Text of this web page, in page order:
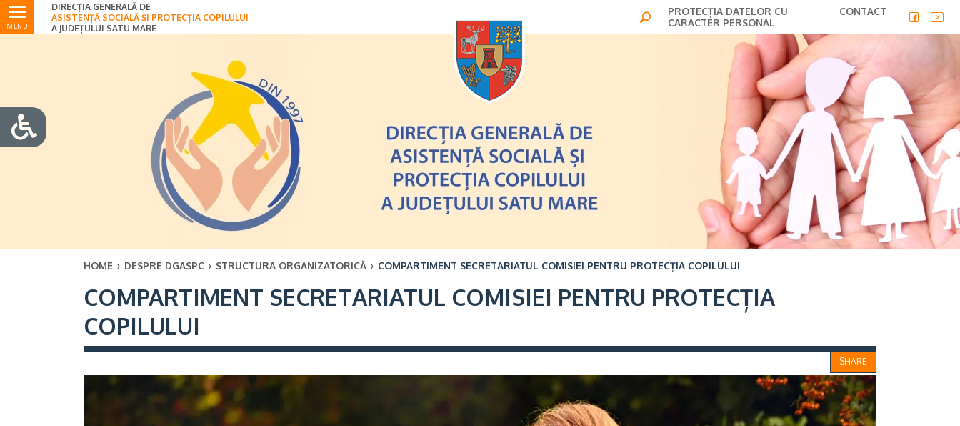
MENU
DIRECȚIA GENERALĂ DE
ASISTENȚĂ SOCIALĂ ȘI PROTECȚIA COPILULUI
A JUDEȚULUI SATU MARE
PROTECȚIA DATELOR CU
CARACTER PERSONAL
CONTACT
HOME › DESPRE DGASPC › STRUCTURA ORGANIZATORICĂ › COMPARTIMENT SECRETARIATUL COMISIEI PENTRU PROTECȚIA COPILULUI
COMPARTIMENT SECRETARIATUL COMISIEI PENTRU PROTECȚIA
COPILULUI
SHARE